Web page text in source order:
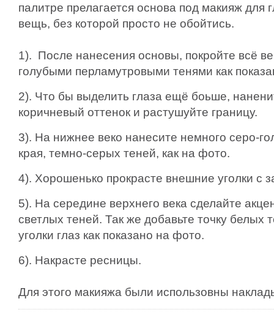
палитре прелагается основа под макияж для
вещь, без которой просто не обойтись.
1). После нанесения основы, покройте всё
голубыми перламутровыми тенями как
2). Что бы выделить глаза ещё боьше,
коричневый оттенок и растушуйте границу.
3). На нижнее веко нанесите немного серо-
края, темно-серых теней, как на фото.
4). Хорошенько прокрасте внешние уголки с
5). На середине верхнего века сделайте
светлых теней. Так же добавьте точку белых
уголки глаз как показано на фото.
6). Накрасте ресницы.
Для этого макияжа были использовны